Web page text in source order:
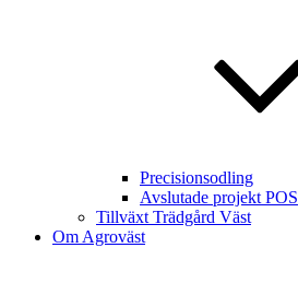
Precisionsodling
Avslutade projekt POS
Tillväxt Trädgård Väst
Om Agroväst